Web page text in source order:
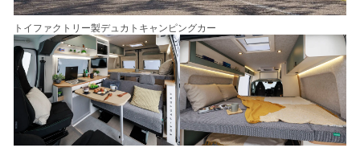
トイファクトリー製デュカトキャンピングカー